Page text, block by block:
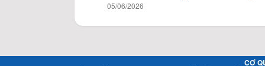
05/06/2026
CƠ